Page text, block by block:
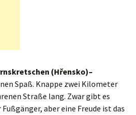
(Hřensko)–
Spaß. Knappe zwei Kilometer
Straße lang. Zwar gibt es
aber eine Freude ist das